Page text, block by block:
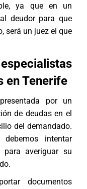
ya que en un
deudor para que
será un juez el que
en Tenerife
por un
de deudasen el
del demandado.
intentar
averiguar su
documentos